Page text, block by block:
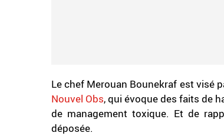
Le chef Merouan Bounekraf est visé
Nouvel Obs, qui évoque des faits de
de management toxique. Et de
déposée.